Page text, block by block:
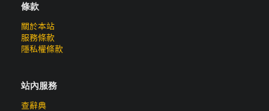
條款
關於本站
服務條款
隱私權條款
站內服務
查辭典